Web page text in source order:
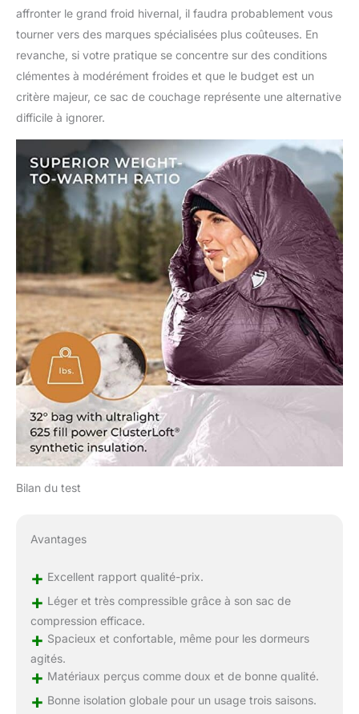
affronter le grand froid hivernal, il faudra probablement vous
tourner vers des marques spécialisées plus coûteuses. En
revanche, si votre pratique se concentre sur des conditions
clémentes à modérément froides et que le budget est un
critère majeur, ce sac de couchage représente une alternative
difficile à ignorer.
Bilan du test
Avantages
+ Excellent rapport qualité-prix.
+ Léger et très compressible grâce à son sac de
compression efficace.
+ Spacieux et confortable, même pour les dormeurs
agités.
+ Matériaux perçus comme doux et de bonne qualité.
+ Bonne isolation globale pour un usage trois saisons.